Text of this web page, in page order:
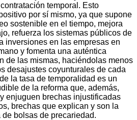
temporal. Esto
por sí mismo, ya que supone
sostenible en el tiempo, mejora
refuerza los sistemas públicos de
inversiones en las empresas en
y fomenta una auténtica
de las mismas, haciéndolas menos
desajustes coyunturales de cada
la tasa de temporalidad es un
de la reforma que, además,
enjuguen brechas injustificadas
brechas que explican y son la
bolsas de precariedad.